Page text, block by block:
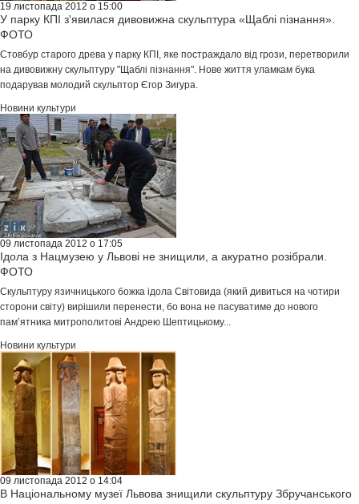
19 листопада 2012 о 15:00
У парку КПІ з'явилася дивовижна скульптура «Щаблі пізнання».
ФОТО
Стовбур старого древа у парку КПІ, яке постраждало від грози, перетворили
на дивовижну скульптуру "Щаблі пізнання". Нове життя уламкам бука
подарував молодий скульптор Єгор Зигура.
Новини культури
09 листопада 2012 о 17:05
Ідола з Нацмузею у Львові не знищили, а акуратно розібрали.
ФОТО
Скульптуру язичницького божка ідола Світовида (який дивиться на чотири
сторони світу) вирішили перенести, бо вона не пасуватиме до нового
пам’ятника митрополитові Андрею Шептицькому...
Новини культури
09 листопада 2012 о 14:04
В Національному музеї Львова знищили скульптуру Збручанського